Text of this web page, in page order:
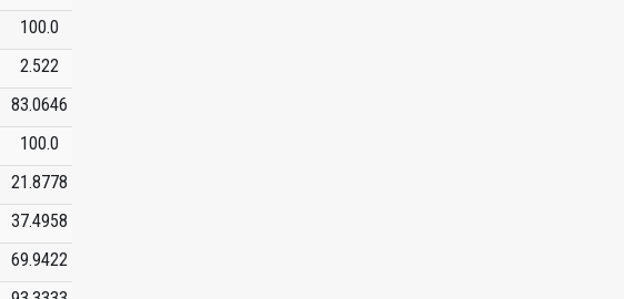
100.0
2.522
83.0646
100.0
21.8778
37.4958
69.9422